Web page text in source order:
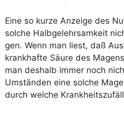
Eine so kur­ze Anzei­ge des
sol­che Halb­ge­lehr­sam­keit
gen. Wenn man liest, daß
krank­haf­te Säu­re des
man des­halb immer noch
Umstän­den eine sol­che
durch wel­che